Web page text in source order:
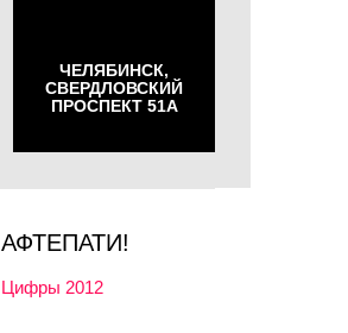
ЧЕЛЯБИНСК,
СВЕРДЛОВСКИЙ
ПРОСПЕКТ 51А
АФТЕПАТИ!
Цифры 2012